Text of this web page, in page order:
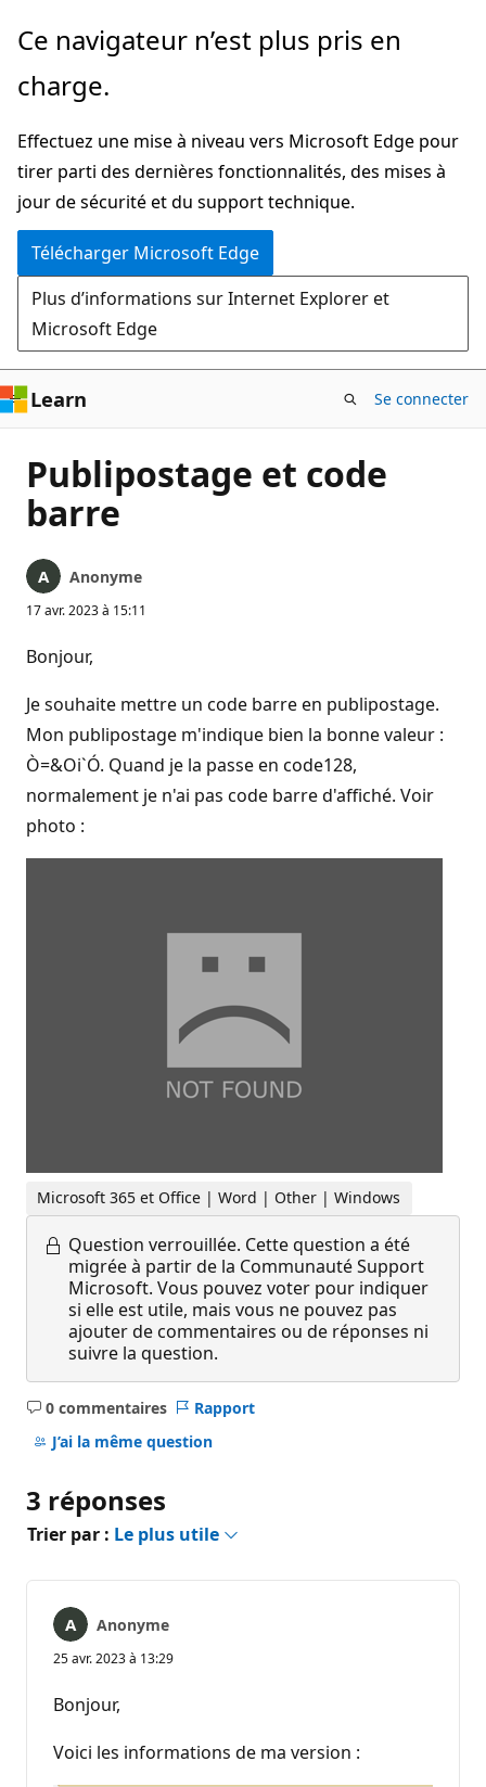
Passer
directement
au
principal
Ce navigateur n’est plus pris en
charge.
Effectuez une mise à niveau vers Microsoft Edge pour
tirer parti des dernières fonctionnalités, des mises à
jour de sécurité et du support technique.
Télécharger Microsoft Edge
Plus d’informations sur Internet Explorer et
Microsoft Edge
Learn Se connecter
Publipostage et code
barre
Anonyme
17 avr. 2023 à 15:11
Bonjour,
Je souhaite mettre un code barre en publipostage.
Mon publipostage m'indique bien la bonne valeur :
Ò=&Oi`Ó. Quand je la passe en code128,
normalement je n'ai pas code barre d'affiché. Voir
photo :
Microsoft 365 et Office | Word | Other | Windows
Question verrouillée. Cette question a été
migrée à partir de la Communauté Support
Microsoft. Vous pouvez voter pour indiquer
si elle est utile, mais vous ne pouvez pas
ajouter de commentaires ou de réponses ni
suivre la question.
0 commentaires
Aucun
commentaire
Rapport
J’ai la même question
3 réponses
Trier par : Le plus utile
Anonyme
25 avr. 2023 à 13:29
Bonjour,
Voici les informations de ma version :